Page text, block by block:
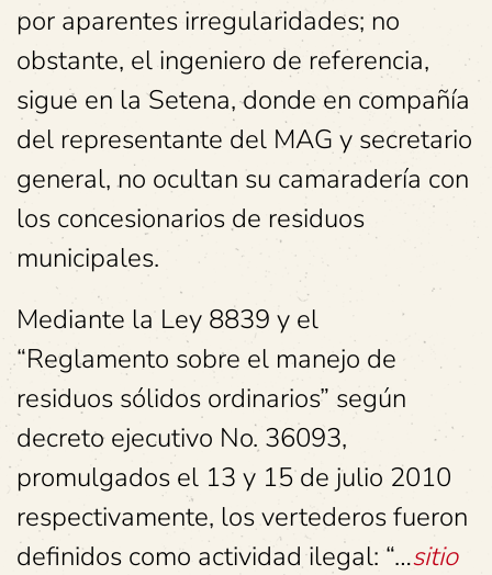
por aparentes irregularidades; no
obstante, el ingeniero de referencia,
sigue en la Setena, donde en compañía
del representante del MAG y secretario
general, no ocultan su camaradería con
los concesionarios de residuos
municipales.
Mediante la Ley 8839 y el
“Reglamento sobre el manejo de
residuos sólidos ordinarios” según
decreto ejecutivo No. 36093,
promulgados el 13 y 15 de julio 2010
respectivamente, los vertederos fueron
definidos como actividad ilegal: “…sitio